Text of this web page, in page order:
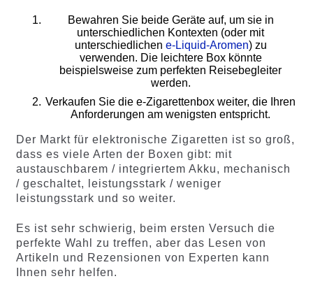
Bewahren Sie beide Geräte auf, um sie in
unterschiedlichen Kontexten (oder mit
unterschiedlichen e-Liquid-Aromen) zu
verwenden. Die leichtere Box könnte
beispielsweise zum perfekten Reisebegleiter
werden.
Verkaufen Sie die e-Zigarettenbox weiter, die Ihren
Anforderungen am wenigsten entspricht.
Der Markt für elektronische Zigaretten ist so groß,
dass es viele Arten der Boxen gibt: mit
austauschbarem / integriertem Akku, mechanisch
/ geschaltet, leistungsstark / weniger
leistungsstark und so weiter.
Es ist sehr schwierig, beim ersten Versuch die
perfekte Wahl zu treffen, aber das Lesen von
Artikeln und Rezensionen von Experten kann
Ihnen sehr helfen.